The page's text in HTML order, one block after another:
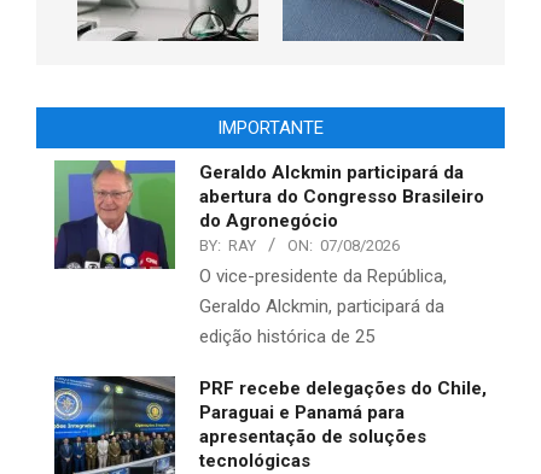
IMPORTANTE
Geraldo Alckmin participará da
abertura do Congresso Brasileiro
do Agronegócio
BY: RAY ON: 07/08/2026
O vice-presidente da República,
Geraldo Alckmin, participará da
edição histórica de 25
PRF recebe delegações do Chile,
Paraguai e Panamá para
apresentação de soluções
tecnológicas